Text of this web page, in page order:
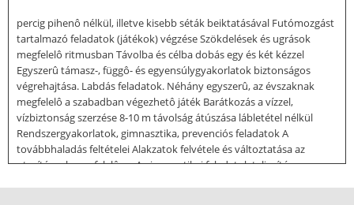
percig pihenô nélkül, illetve kisebb séták beiktatásával Futómozgást
tartalmazó feladatok (játékok) végzése Szökdelések és ugrások
megfelelô ritmusban Távolba és célba dobás egy és két kézzel
Egyszerû támasz-, függô- és egyensúlygyakorlatok biztonságos
végrehajtása. Labdás feladatok. Néhány egyszerû, az évszaknak
megfelelô a szabadban végezhetô játék Barátkozás a vízzel,
vízbiztonság szerzése 8-10 m távolság átúszása lábletétel nélkül
Rendszergyakorlatok, gimnasztika, prevenciós feladatok A
továbbhaladás feltételei Alakzatok felvétele és változtatása az
utasításnak megfelelôen. A gimnasztikai feladatok teljesítése